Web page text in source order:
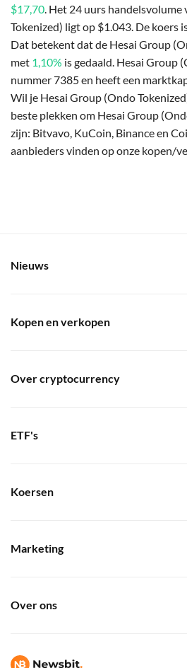
$17,70. Het 24 uurs handelsvolume
Tokenized) ligt op $1.043. De koers
Dat betekent dat de Hesai Group
met 1,10% is gedaald. Hesai Group
nummer 7385 en heeft een
Wil je Hesai Group (Ondo
beste plekken om Hesai Group
zijn: Bitvavo, KuCoin, Binance en
aanbieders vinden op onze kopen/
Nieuws
Kopen en verkopen
Over cryptocurrency
ETF's
Koersen
Marketing
Over ons